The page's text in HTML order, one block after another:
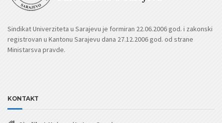
Sindikat Univerziteta u Sarajevu je formiran 22.06.2006 god. i zakonski
registrovan u Kantonu Sarajevu dana 27.12.2006 god. od strane
Ministarsva pravde.
KONTAKT